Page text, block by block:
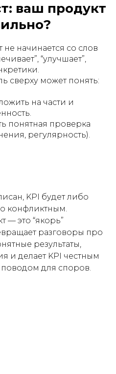
ваш продукт
не начинается со слов
“улучшает”,
сверху может понять:
на части и
понятная проверка
регулярность).
KPI будет либо
конфликтным.
— это “якорь”
разговоры про
результаты,
и делает KPI честным
для споров.